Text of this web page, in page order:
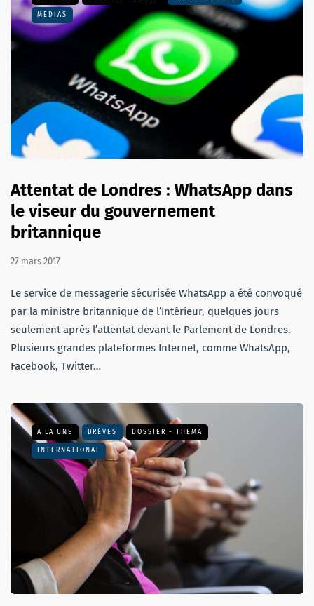
MÉDIAS
Attentat de Londres : WhatsApp dans
le viseur du gouvernement
britannique
27 mars 2017
Le service de messagerie sécurisée WhatsApp a été convoqué
par la ministre britannique de l’Intérieur, quelques jours
seulement après l’attentat devant le Parlement de Londres.
Plusieurs grandes plateformes Internet, comme WhatsApp,
Facebook, Twitter…
A LA UNE BRÈVES DOSSIER - THEMA
INTERNATIONAL